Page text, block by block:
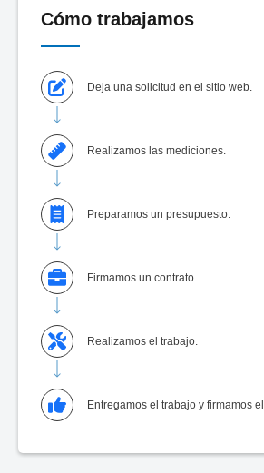
Cómo trabajamos
Deja una solicitud en el sitio web.
Realizamos las mediciones.
Preparamos un presupuesto.
Firmamos un contrato.
Realizamos el trabajo.
Entregamos el trabajo y firmamos